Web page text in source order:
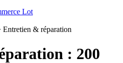
Lot
Entretien & réparation
: 200